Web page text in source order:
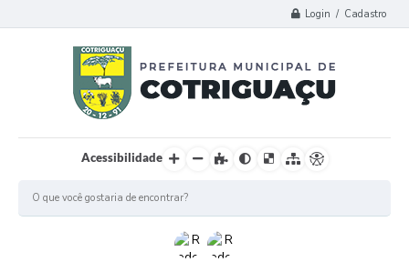
Login / Cadastro
Acessibilidade